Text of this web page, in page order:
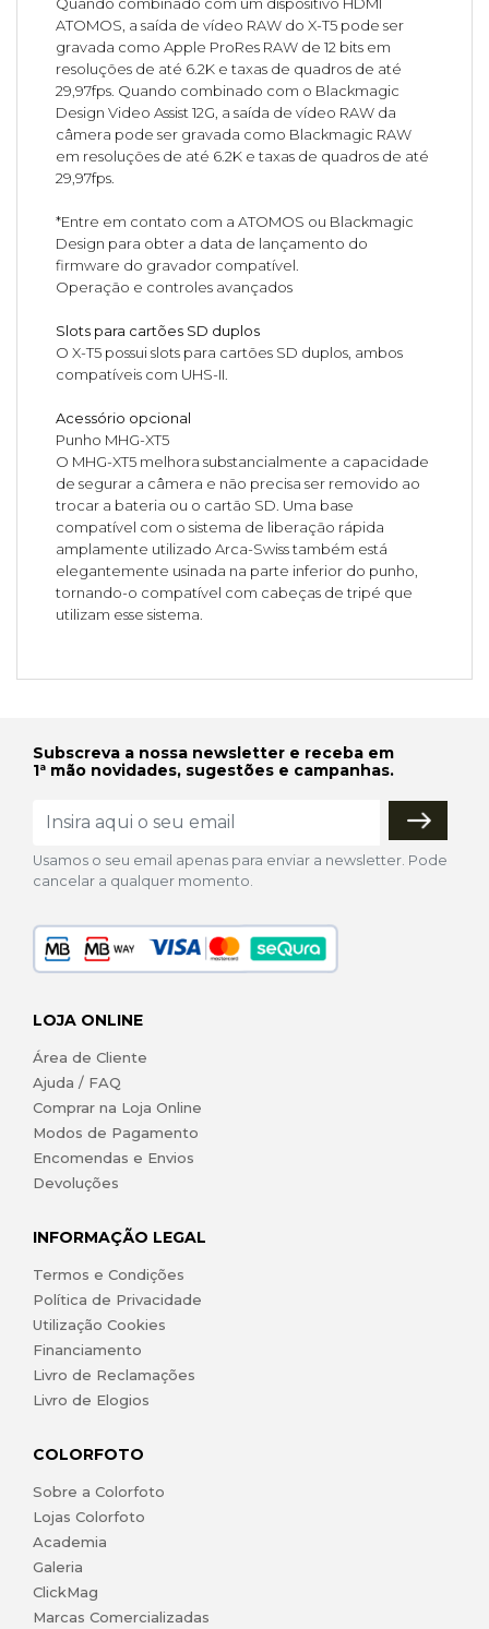
Quando combinado com um dispositivo HDMI
ATOMOS, a saída de vídeo RAW do X-T5 pode ser
gravada como Apple ProRes RAW de 12 bits em
resoluções de até 6.2K e taxas de quadros de até
29,97fps. Quando combinado com o Blackmagic
Design Video Assist 12G, a saída de vídeo RAW da
câmera pode ser gravada como Blackmagic RAW
em resoluções de até 6.2K e taxas de quadros de até
29,97fps.
*Entre em contato com a ATOMOS ou Blackmagic
Design para obter a data de lançamento do
firmware do gravador compatível.
Operação e controles avançados
Slots para cartões SD duplos
O X-T5 possui slots para cartões SD duplos, ambos
compatíveis com UHS-II.
Acessório opcional
Punho MHG-XT5
O MHG-XT5 melhora substancialmente a capacidade
de segurar a câmera e não precisa ser removido ao
trocar a bateria ou o cartão SD. Uma base
compatível com o sistema de liberação rápida
amplamente utilizado Arca-Swiss também está
elegantemente usinada na parte inferior do punho,
tornando-o compatível com cabeças de tripé que
utilizam esse sistema.
Subscreva a nossa newsletter e receba em
1ª mão novidades, sugestões e campanhas.
Usamos o seu email apenas para enviar a newsletter. Pode
cancelar a qualquer momento.
LOJA ONLINE
Área de Cliente
Ajuda / FAQ
Comprar na Loja Online
Modos de Pagamento
Encomendas e Envios
Devoluções
INFORMAÇÃO LEGAL
Termos e Condições
Política de Privacidade
Utilização Cookies
Financiamento
Livro de Reclamações
Livro de Elogios
COLORFOTO
Sobre a Colorfoto
Lojas Colorfoto
Academia
Galeria
ClickMag
Marcas Comercializadas